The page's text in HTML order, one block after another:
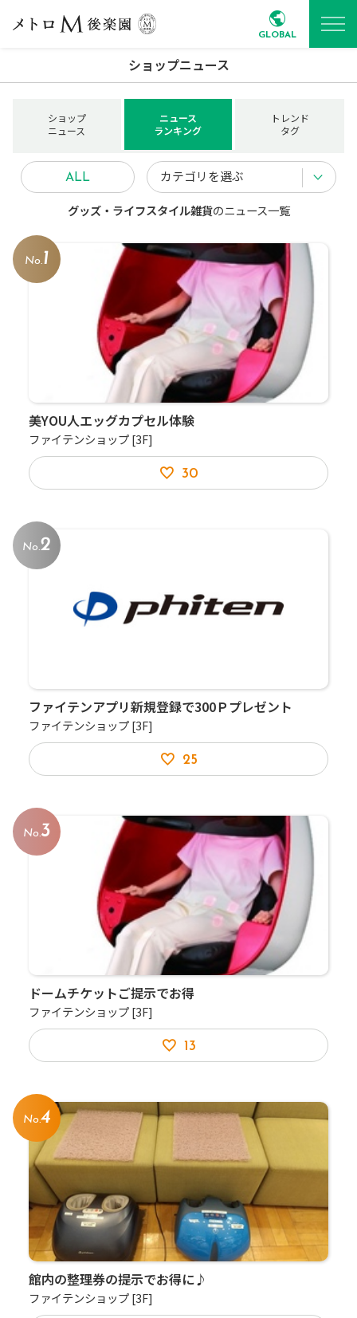
GLOBAL
ショップニュース
ショップ
ニュース
ニュース
ランキング
トレンド
タグ
カテゴリを選ぶ
ALL
グッズ・ライフスタイル雑貨のニュース一覧
No.1
美YOU人エッグカプセル体験
ファイテンショップ[3F]
30
No.2
ファイテンアプリ新規登録で300Ｐプレゼント
ファイテンショップ[3F]
25
No.3
ドームチケットご提示でお得
ファイテンショップ[3F]
13
No.4
館内の整理券の提示でお得に♪
ファイテンショップ[3F]